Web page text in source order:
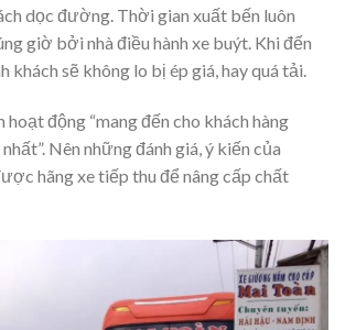
dọc đường. Thời gian xuất bến luôn
giờ bởi nhà điều hành xe buýt. Khi đến
khách sẽ không lo bị ép giá, hay quá tải.
động “mang đến cho khách hàng
Nên những đánh giá, ý kiến của
hãng xe tiếp thu để nâng cấp chất